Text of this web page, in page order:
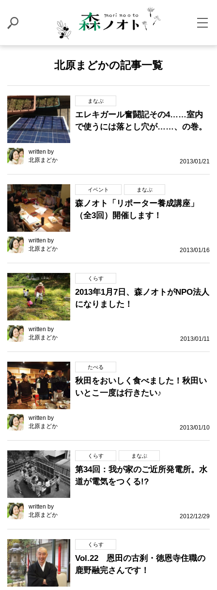
北原まどかの記事一覧
まなぶ
エレキガール奮闘記その4……室内
で使うには落とし穴が……、の巻。
written by
北原まどか
2013/01/21
イベント まなぶ
森ノオト「リポーター養成講座」
（全3回）開催します！
written by
北原まどか
2013/01/16
くらす
2013年1月7日、森ノオトがNPO法人
になりました！
written by
北原まどか
2013/01/11
たべる
秋田をおいしく食べました！秋田い
いとこ一度は行きたい♪
written by
北原まどか
2013/01/10
くらす まなぶ
第34回：我が家のご近所発電所。水
道が電気をつくる!?
written by
北原まどか
2012/12/29
くらす
Vol.22 恩田の古刹・徳恩寺住職の
鹿野融完さんです！